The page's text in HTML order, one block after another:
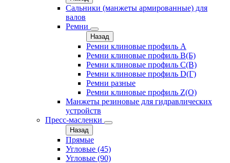
Сальники (манжеты армированные) для
валов
Ремни
Назад
Ремни клиновые профиль A
Ремни клиновые профиль B(Б)
Ремни клиновые профиль C(В)
Ремни клиновые профиль D(Г)
Ремни разные
Ремни клиновые профиль Z(О)
Манжеты резиновые для гидравлических
устройств
Пресс-масленки
Назад
Прямые
Угловые (45)
Угловые (90)